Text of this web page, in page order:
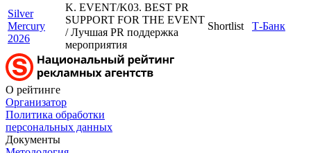
Silver
Mercury
2026
K. EVENT/K03. BEST PR
SUPPORT FOR THE EVENT
/ Лучшая PR поддержка
мероприятия
Shortlist Т-Банк
О рейтинге
Организатор
Политика обработки
персональных данных
Документы